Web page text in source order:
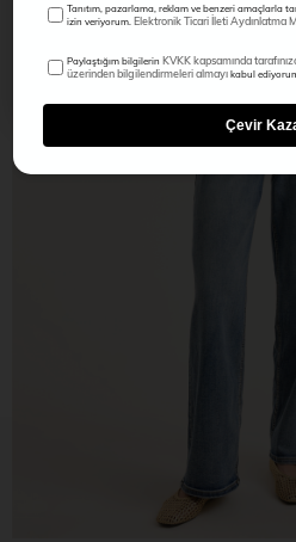
Tanıtım, pazarlama, reklam ve benzeri amaçlarla
izin veriyorum.Elektronik Ticari İleti Aydınlatma
Paylaştığım bilgilerinKVKK kapsamında
üzerinden bilgilendirmeleri almayıkabul
Çevir